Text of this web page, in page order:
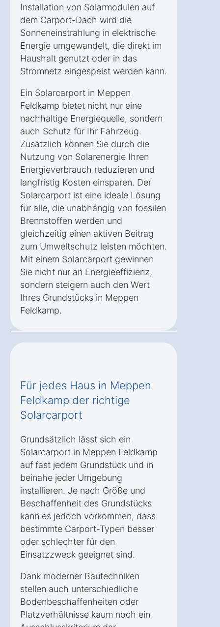
Installation von Solarmodulen auf
dem Carport-Dach wird die
Sonneneinstrahlung in elektrische
Energie umgewandelt, die direkt im
Haushalt genutzt oder in das
Stromnetz eingespeist werden kann.
Ein Solarcarport in Meppen
Feldkamp bietet nicht nur eine
nachhaltige Energiequelle, sondern
auch Schutz für Ihr Fahrzeug.
Zusätzlich können Sie durch die
Nutzung von Solarenergie Ihren
Energieverbrauch reduzieren und
langfristig Kosten einsparen. Der
Solarcarport ist eine ideale Lösung
für alle, die unabhängig von fossilen
Brennstoffen werden und
gleichzeitig einen aktiven Beitrag
zum Umweltschutz leisten möchten.
Mit einem Solarcarport gewinnen
Sie nicht nur an Energieeffizienz,
sondern steigern auch den Wert
Ihres Grundstücks in Meppen
Feldkamp.
Für jedes Haus in Meppen
Feldkamp der richtige
Solarcarport
Grundsätzlich lässt sich ein
Solarcarport in Meppen Feldkamp
auf fast jedem Grundstück und in
beinahe jeder Umgebung
installieren. Je nach Größe und
Beschaffenheit des Grundstücks
kann es jedoch vorkommen, dass
bestimmte Carport-Typen besser
oder schlechter für den
Einsatzzweck geeignet sind.
Dank moderner Bautechniken
stellen auch unterschiedliche
Bodenbeschaffenheiten oder
Platzverhältnisse kaum noch ein